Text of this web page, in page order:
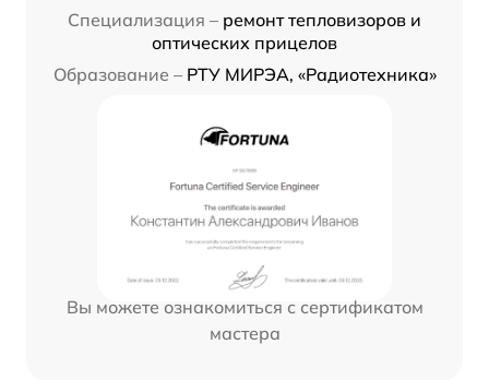
Специализация – ремонт тепловизоров и
оптических прицелов
Образование – РТУ МИРЭА, «Радиотехника»
Вы можете ознакомиться с сертификатом
мастера